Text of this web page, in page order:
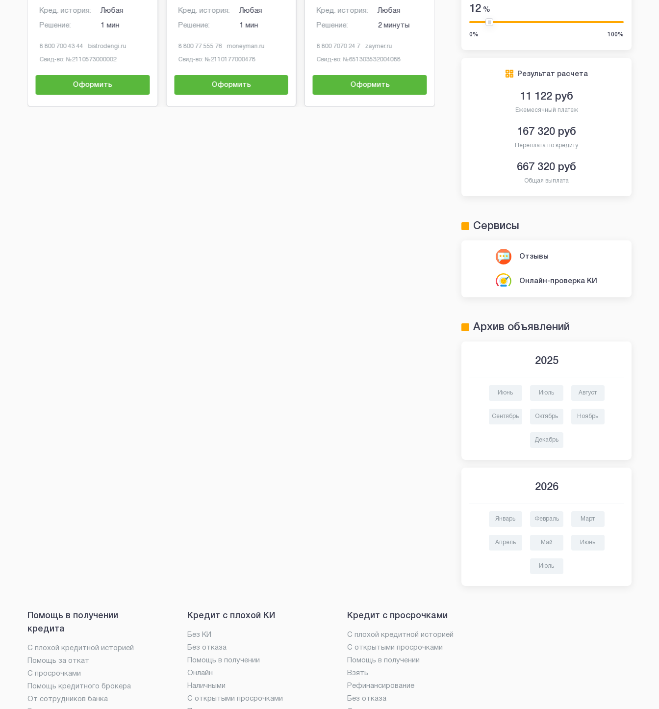
Кред. история:
Решение:
Любая
1 мин
8 800 700 43 44 bistrodengi.ru
Свид-во: №2110573000002
Оформить
Кред. история:
Решение:
Любая
1 мин
8 800 77 555 76 moneyman.ru
Свид-во: №2110177000478
Оформить
Кред. история:
Решение:
Любая
2 минуты
8 800 7070 24 7 zaymer.ru
Свид-во: №651303532004088
Оформить
12 %
0% 100%
Результат расчета
11 122 руб
Ежемесячный платеж
167 320 руб
Переплата по кредиту
667 320 руб
Общая выплата
Сервисы
Отзывы
Онлайн-проверка КИ
Архив объявлений
2025
Июнь Июль Август
Сентябрь Октябрь Ноябрь
Декабрь
2026
Январь Февраль Март
Апрель Май Июнь
Июль
Помощь в получении
кредита
С плохой кредитной историей
Помощь за откат
С просрочками
Помощь кредитного брокера
От сотрудников банка
Кредит с плохой КИ
Без КИ
Без отказа
Помощь в получении
Онлайн
Наличными
С открытыми просрочками
Кредит с просрочками
С плохой кредитной историей
С открытыми просрочками
Помощь в получении
Взять
Рефинансирование
Без отказа